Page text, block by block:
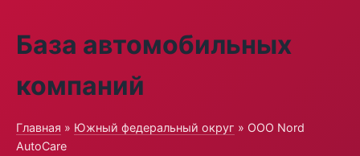
База автомобильных
компаний
Главная » Южный федеральный округ » ООО Nord
AutoCare